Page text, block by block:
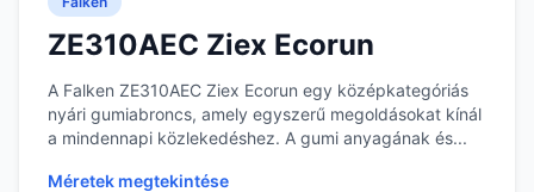
ZE310AEC Ziex Ecorun
A Falken ZE310AEC Ziex Ecorun egy középkategóriás
nyári gumiabroncs, amely egyszerű megoldásokat kínál
a mindennapi közlekedéshez. A gumi anyagának és...
Méretek megtekintése